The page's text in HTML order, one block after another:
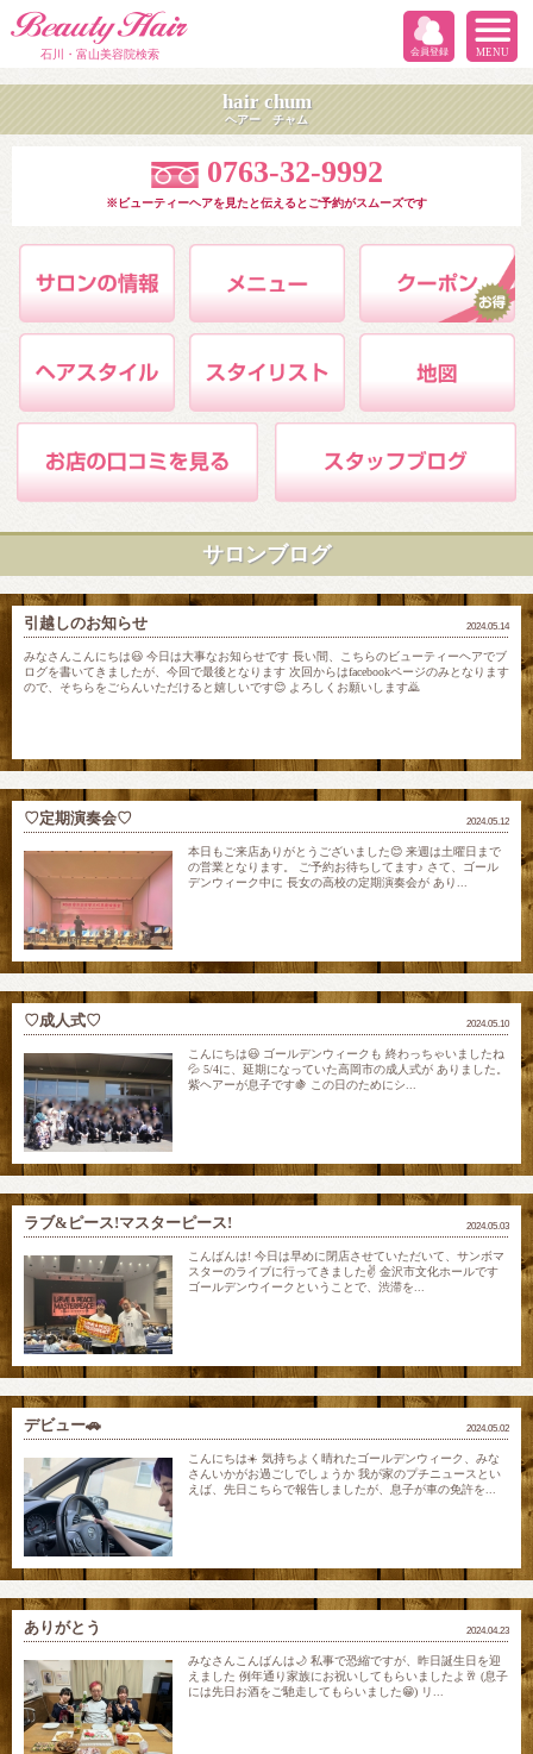
石川・富山美容院検索 MENU
会員登録
hair chum
ヘアー チャム
0763-32-9992
※ビューティーヘアを見たと伝えるとご予約がスムーズです
サロンブログ
2024.05.14
引越しのお知らせ
みなさんこんにちは😃 今日は大事なお知らせです 長い間、こちらのビューティーヘアでブ
ログを書いてきましたが、今回で最後となります 次回からはfacebookページのみとなります
ので、そちらをごらんいただけると嬉しいです😊 よろしくお願いします🙇
2024.05.12
♡定期演奏会♡
本日もご来店ありがとうございました😊 来週は土曜日まで
の営業となります。 ご予約お待ちしてます♪ さて、ゴール
デンウィーク中に 長女の高校の定期演奏会が あり...
2024.05.10
♡成人式♡
こんにちは😃 ゴールデンウィークも 終わっちゃいましたね
💦 5/4に、延期になっていた高岡市の成人式が ありました。
紫ヘアーが息子です🍇 この日のためにシ...
2024.05.03
ラブ&ピース!マスターピース!
こんばんは! 今日は早めに閉店させていただいて、サンボマ
スターのライブに行ってきました✌️ 金沢市文化ホールです
ゴールデンウイークということで、渋滞を...
2024.05.02
デビュー🚗
こんにちは☀️ 気持ちよく晴れたゴールデンウィーク、みな
さんいかがお過ごしでしょうか 我が家のプチニュースとい
えば、先日こちらで報告しましたが、息子が車の免許を...
2024.04.23
ありがとう
みなさんこんばんは🌙 私事で恐縮ですが、昨日誕生日を迎
えました 例年通り家族にお祝いしてもらいましたよ🥂 (息子
には先日お酒をご馳走してもらいました😁) リ...